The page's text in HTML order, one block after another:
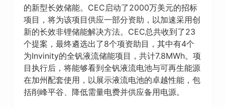
的新型长效储能。CEC启动了2000万美元的招标
项目，将为该项目供应一部分资助，以加速采用创
新的长效非锂储能解决方法。CEC总共收到了23
个提案，最终遴选出了8个项资助目，其中有4个
为Invinity的全钒液流储能项目，共计7.8MWh。项
目执行后，将能够看到全钒液流电池与可再生能源
在加州配套使用，以展示液流电池的卓越性能，包
括削峰平谷、降低需量电费并供应备用电源。